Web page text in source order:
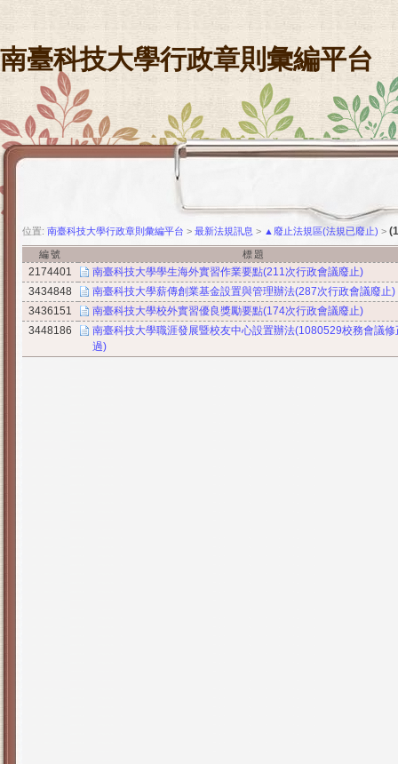
南臺科技大學行政章則彙編平台
位置: 南臺科技大學行政章則彙編平台 > 最新法規訊息 > ▲廢止法規區(法規已廢止) >
編號 標題
2174401
南臺科技大學學生海外實習作業要點(211次行政會議廢止)
3434848
南臺科技大學薪傳創業基金設置與管理辦法(287次行政會議廢止)
3436151
南臺科技大學校外實習優良獎勵要點(174次行政會議廢止)
3448186
南臺科技大學職涯發展暨校友中心設置辦法(1080529校務會議修
過)